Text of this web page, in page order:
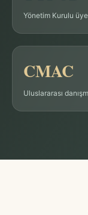
Yönetim Kurulu
CMAC
Uluslararası